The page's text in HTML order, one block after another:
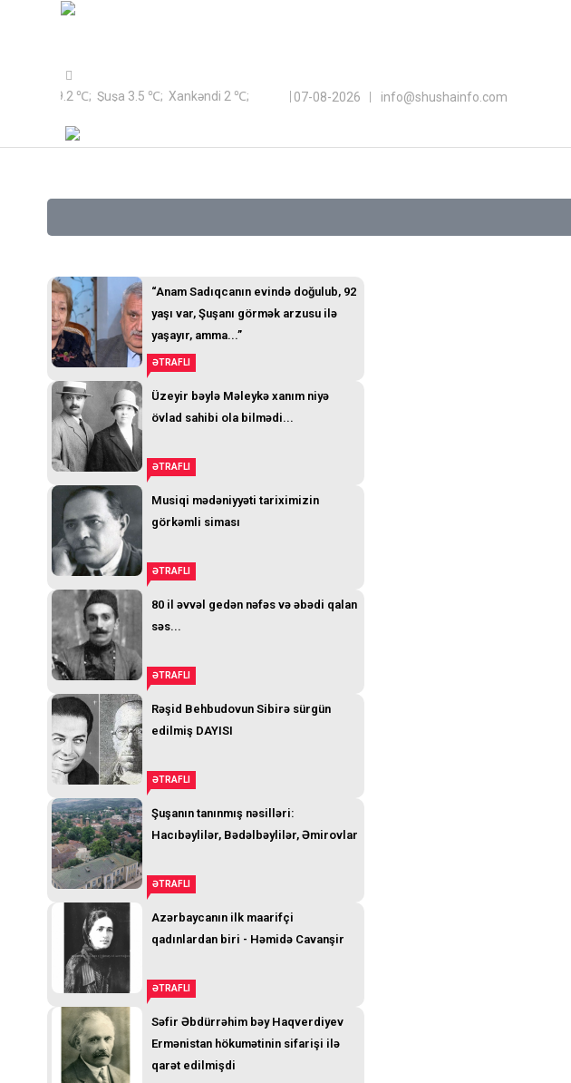
Bakı 9.2 ℃; Şuşa 3.5 ℃; Xankəndi 2 ℃; 07-08-2026 info@shushainfo.com
“Anam Sadıqcanın evində doğulub, 92
yaşı var, Şuşanı görmək arzusu ilə
yaşayır, amma...”
ƏTRAFLI
Üzeyir bəylə Məleykə xanım niyə
övlad sahibi ola bilmədi...
ƏTRAFLI
Musiqi mədəniyyəti tariximizin
görkəmli siması
ƏTRAFLI
80 il əvvəl gedən nəfəs və əbədi qalan
səs...
ƏTRAFLI
Rəşid Behbudovun Sibirə sürgün
edilmiş DAYISI
ƏTRAFLI
Şuşanın tanınmış nəsilləri:
Hacıbəylilər, Bədəlbəylilər, Əmirovlar
ƏTRAFLI
Azərbaycanın ilk maarifçi
qadınlardan biri - Həmidə Cavanşir
ƏTRAFLI
Səfir Əbdürrəhim bəy Haqverdiyev
Ermənistan hökumətinin sifarişi ilə
qarət edilmişdi